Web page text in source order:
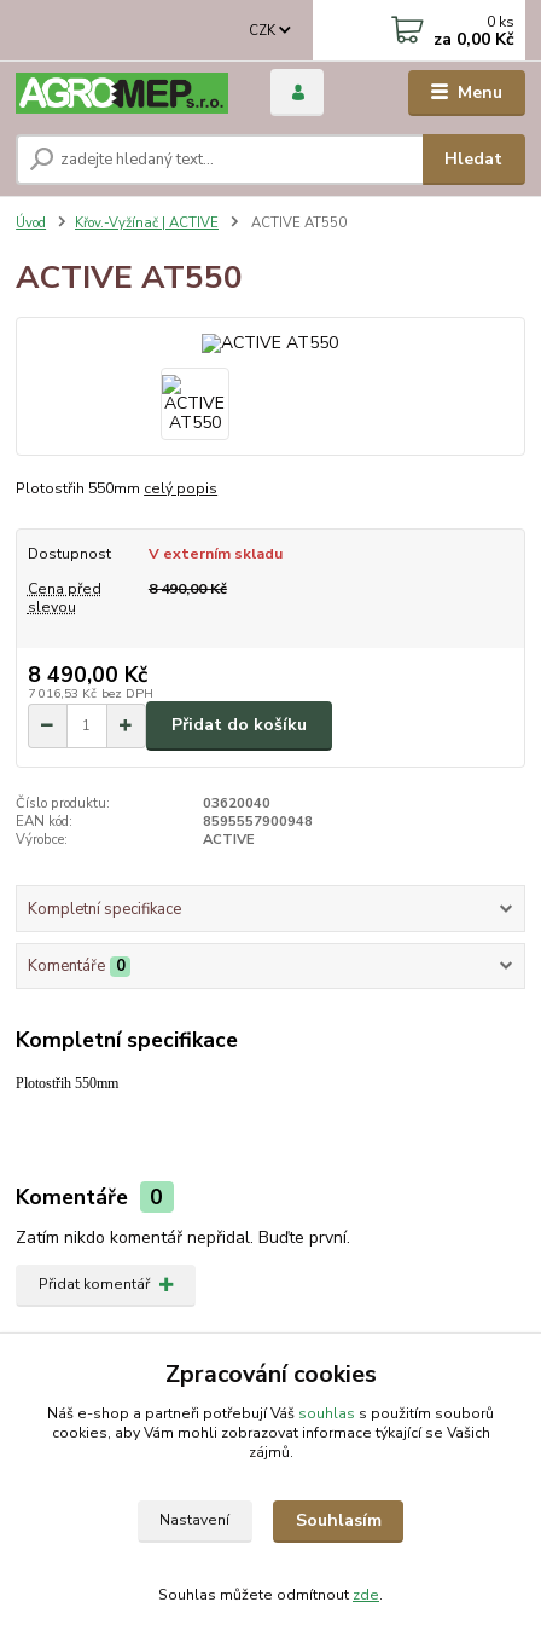
Menu
CZK
Hledat
0 ks
za 0,00 Kč
Úvod Křov.-Vyžínač | ACTIVE ACTIVE AT550
ACTIVE AT550
Plotostřih 550mm celý popis
Dostupnost
V externím skladu
Cena před
slevou
8 490,00 Kč
8 490,00 Kč
7 016,53 Kč bez DPH
Přidat do košíku
Číslo produktu:
03620040
EAN kód:
8595557900948
Výrobce:
ACTIVE
Kompletní specifikace
Komentáře 0
Kompletní specifikace
Plotostřih 550mm
Komentáře 0
Zatím nikdo komentář nepřidal. Buďte první.
Přidat komentář
Zboží zařazeno v kategoriích
Křov.-Vyžínač | ACTIVEZpracování cookies
Náš e-shop a partneři potřebují Váš souhlas s použitím souborů
cookies, aby Vám mohli zobrazovat informace týkající se Vašich
zájmů.
Nastavení Souhlasím
Souhlas můžete odmítnout zde.